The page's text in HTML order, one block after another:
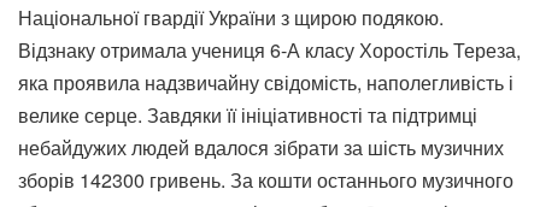
Національної гвардії України з щирою подякою.
Відзнаку отримала учениця 6-А класу Хоростіль Тереза,
яка проявила надзвичайну свідомість, наполегливість і
велике серце. Завдяки її ініціативності та підтримці
небайдужих людей вдалося зібрати за шість музичних
зборів 142300 гривень. За кошти останнього музичного